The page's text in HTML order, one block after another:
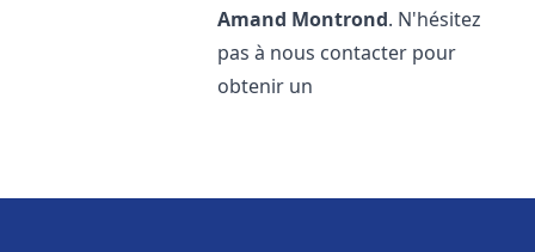
Amand Montrond. N'hésitez
pas à nous contacter pour
obtenir un